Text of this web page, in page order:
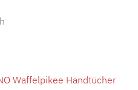
Waffelpikee Handtücher